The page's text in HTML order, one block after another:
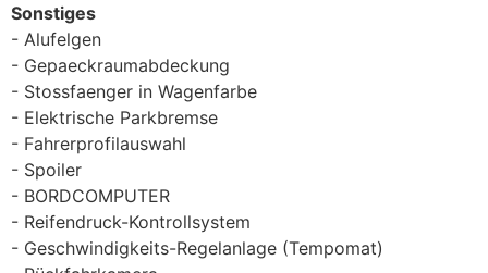
Sonstiges
Alufelgen
Gepaeckraumabdeckung
Stossfaenger in Wagenfarbe
Elektrische Parkbremse
Fahrerprofilauswahl
Spoiler
BORDCOMPUTER
Reifendruck-Kontrollsystem
Geschwindigkeits-Regelanlage (Tempomat)